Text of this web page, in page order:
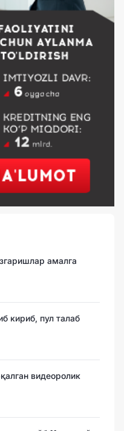
амалга
кириб, пул талаб
видеоролик